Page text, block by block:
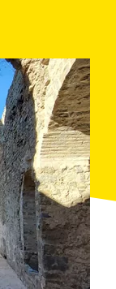
une partie
circuits à
jours au